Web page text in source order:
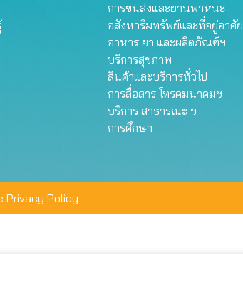
การขนส่งและยานพาหนะ
อสังหาริมทรัพย์และที่อยู่อาศัย
อาหาร ยา และผลิตภัณฑ์ฯ
บริการสุขภาพ
สินค้าและบริการทั่วไป
การสื่อสาร โทรคมนาคมฯ
บริการ สาธารณะ ฯ
การศึกษา
Privacy Policy